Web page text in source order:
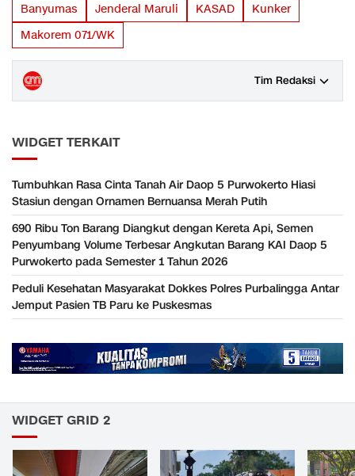
Banyumas Jenderal Maruli KASAD
Kunker
Makorem 071/WK
Tim Redaksi
WIDGET TERKAIT
Tumbuhkan Rasa Cinta Tanah Air Daop 5 Purwokerto Hiasi
Stasiun dengan Ornamen Bernuansa Merah Putih
690 Ribu Ton Barang Diangkut dengan Kereta Api, Semen
Penyumbang Volume Terbesar Angkutan Barang KAI Daop 5
Purwokerto pada Semester 1 Tahun 2026
Peduli Kesehatan Masyarakat Dokkes Polres Purbalingga Antar
Jemput Pasien TB Paru ke Puskesmas
WIDGET GRID 2